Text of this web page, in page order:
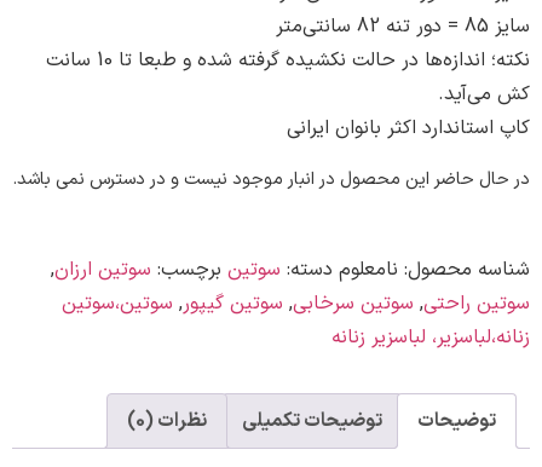
نکته؛ اندازه‌ها در حالت نکشیده گرفته شده و طبعا تا 10 سانت
اکثر بانوان ایرانی
حاضر این محصول در انبار موجود نیست و در دسترس نمی باشد.
محصول:نامعلوم دسته: سوتین برچسب:سوتین ارزان,
راحتی, سوتین سرخابی,سوتین گیپور, سوتین،سوتین
لباسزیر زنانه
توضیحات تکمیلی نظرات (0)